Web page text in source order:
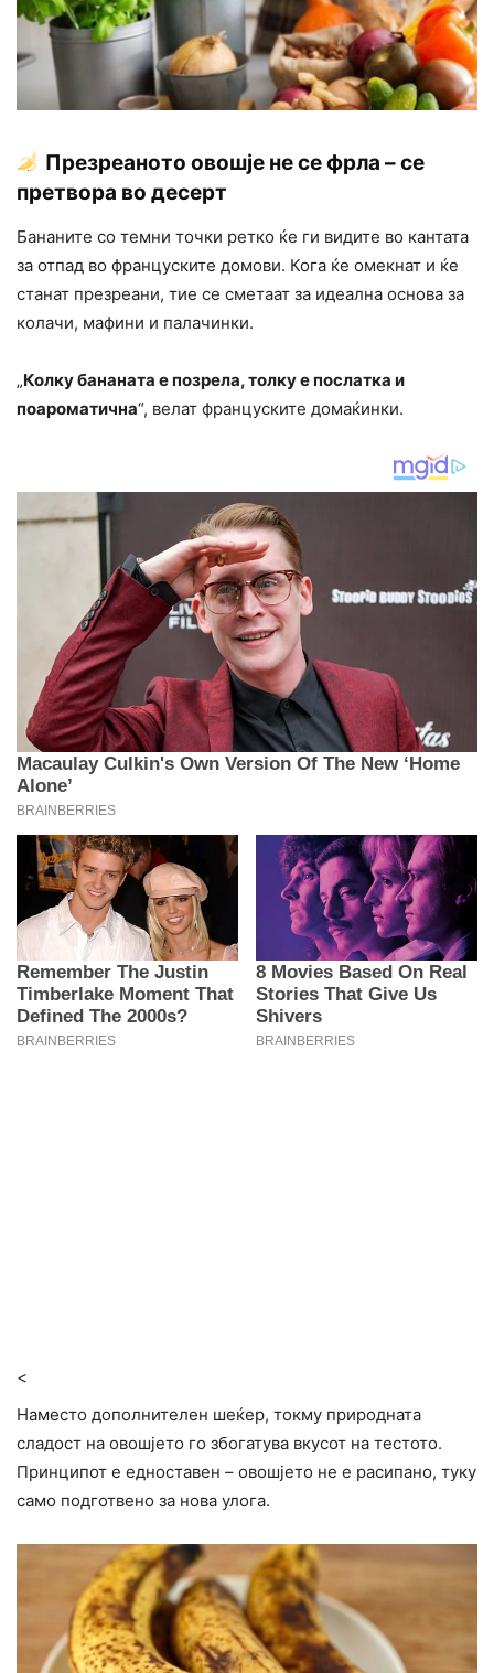
Презреаното овошје не се фрла – се
претвора во десерт
Бананите со темни точки ретко ќе ги видите во кантата
за отпад во француските домови. Кога ќе омекнат и ќе
станат презреани, тие се сметаат за идеална основа за
колачи, мафини и палачинки.
„Колку бананата е позрела, толку е послатка и
поароматична“, велат француските домаќинки.
<
Наместо дополнителен шеќер, токму природната
сладост на овошјето го збогатува вкусот на тестото.
Принципот е едноставен – овошјето не е расипано, туку
само подготвено за нова улога.